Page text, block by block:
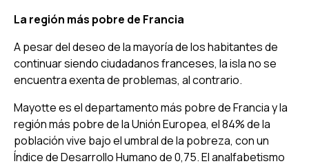
La región más pobre de Francia
A pesar del deseo de la mayoría de los habitantes de
continuar siendo ciudadanos franceses, la isla no se
encuentra exenta de problemas, al contrario.
Mayotte es el departamento más pobre de Francia y la
región más pobre de la Unión Europea, el 84% de la
población vive bajo el umbral de la pobreza, con un
Índice de Desarrollo Humano de 0,75. El analfabetismo